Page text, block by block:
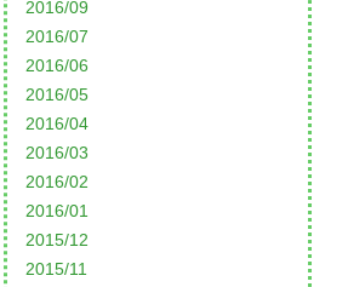
2016/09
2016/07
2016/06
2016/05
2016/04
2016/03
2016/02
2016/01
2015/12
2015/11